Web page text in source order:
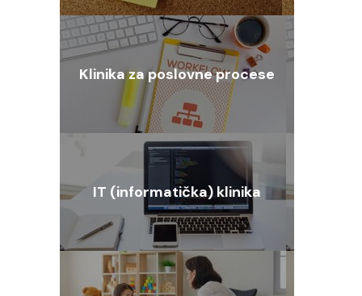
Klinika za poslovne procese
IT (informatička) klinika